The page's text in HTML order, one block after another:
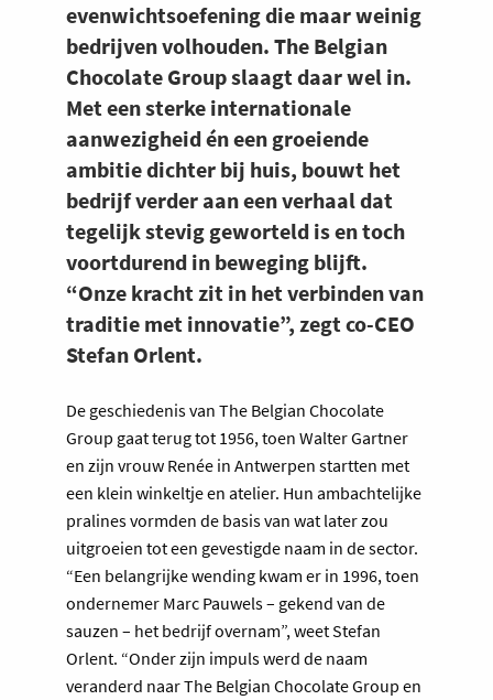
evenwichtsoefening die maar weinig
bedrijven volhouden. The Belgian
Chocolate Group slaagt daar wel in.
Met een sterke internationale
aanwezigheid én een groeiende
ambitie dichter bij huis, bouwt het
bedrijf verder aan een verhaal dat
tegelijk stevig geworteld is en toch
voortdurend in beweging blijft.
“Onze kracht zit in het verbinden van
traditie met innovatie”, zegt co-CEO
Stefan Orlent.
De geschiedenis van The Belgian Chocolate
Group gaat terug tot 1956, toen Walter Gartner
en zijn vrouw Renée in Antwerpen startten met
een klein winkeltje en atelier. Hun ambachtelijke
pralines vormden de basis van wat later zou
uitgroeien tot een gevestigde naam in de sector.
“Een belangrijke wending kwam er in 1996, toen
ondernemer Marc Pauwels – gekend van de
sauzen – het bedrijf overnam”, weet Stefan
Orlent. “Onder zijn impuls werd de naam
veranderd naar The Belgian Chocolate Group en